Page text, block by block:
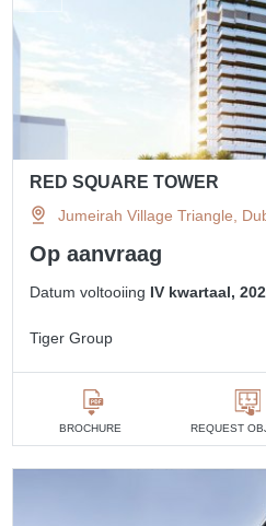
RED SQUARE TOWER
Jumeirah Village Triangle,
Op aanvraag
Datum voltooiing IV kwartaal,
Tiger Group
BROCHURE REQUEST